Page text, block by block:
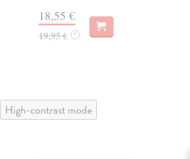
18,55 €
19,95 € ?
High-contrast mode